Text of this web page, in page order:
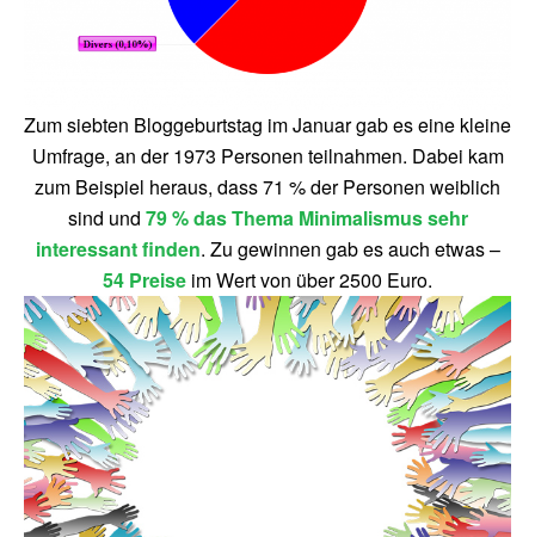
Zum siebten Bloggeburtstag im Januar gab es eine kleine
Umfrage, an der 1973 Personen teilnahmen. Dabei kam
zum Beispiel heraus, dass 71 % der Personen weiblich
sind und 79 % das Thema Minimalismus sehr
interessant finden. Zu gewinnen gab es auch etwas –
54 Preise im Wert von über 2500 Euro.